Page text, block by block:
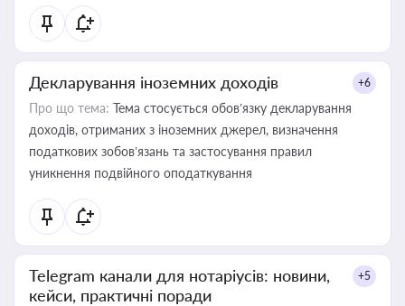
Декларування іноземних доходів +6
Про що тема: Тема стосується обов’язку декларування
доходів, отриманих з іноземних джерел, визначення
податкових зобов’язань та застосування правил
уникнення подвійного оподаткування
Telegram канали для нотаріусів: новини,
кейси, практичні поради
+5